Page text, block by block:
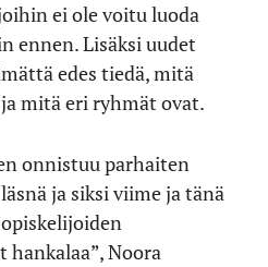
ei ole voitu luoda
ennen. Lisäksi uudet
edes tiedä, mitä
mitä eri ryhmät ovat.
onnistuu parhaiten
ja siksi viime ja tänä
Noora